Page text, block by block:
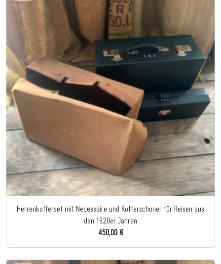
Herrenkofferset mit Necessaire und Kofferschoner für Reisen aus
den 1920er Jahren
450,00 €